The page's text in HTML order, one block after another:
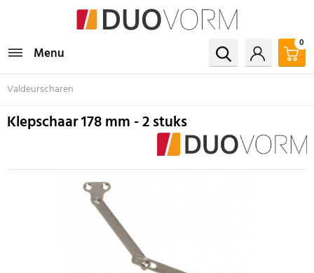
Menu
0
Valdeurscharen
Klepschaar 178 mm - 2 stuks